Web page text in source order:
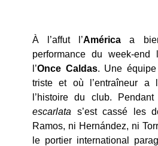
À l’affut l’América a
performance du week-
l’Once Caldas. Une équipe
triste et où l’entraîneur a
l’histoire du club.
escarlata s’est cassé les
Ramos, ni Hernández, ni
le portier international